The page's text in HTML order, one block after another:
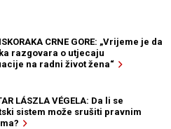
CRNE GORE: „Vrijeme je da
razgovara o utjecaju
na radni život žena“
LÁSZLA VÉGELA: Da li se
sistem može srušiti pravnim